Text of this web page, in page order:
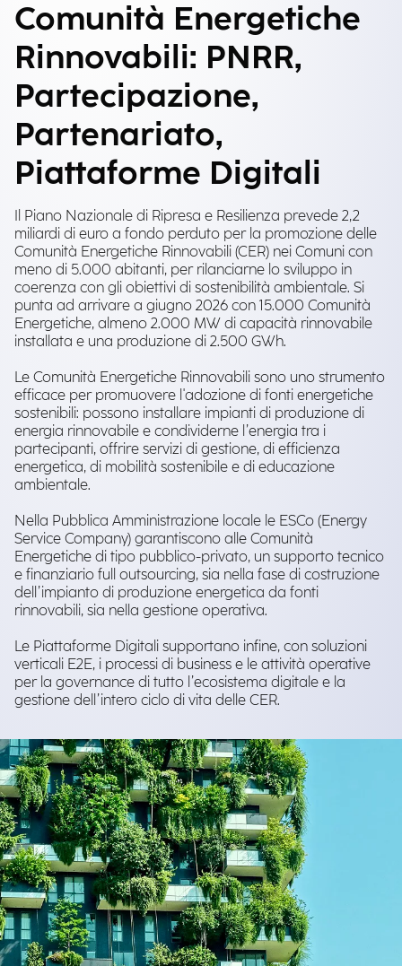
Comunità Energetiche
Rinnovabili: PNRR,
Partecipazione,
Partenariato,
Piattaforme Digitali
Il Piano Nazionale di Ripresa e Resilienza prevede 2,2
miliardi di euro a fondo perduto per la promozione delle
Comunità Energetiche Rinnovabili (CER) nei Comuni con
meno di 5.000 abitanti, per rilanciarne lo sviluppo in
coerenza con gli obiettivi di sostenibilità ambientale. Si
punta ad arrivare a giugno 2026 con 15.000 Comunità
Energetiche, almeno 2.000 MW di capacità rinnovabile
installata e una produzione di 2.500 GWh.
Le Comunità Energetiche Rinnovabili sono uno strumento
efficace per promuovere l'adozione di fonti energetiche
sostenibili: possono installare impianti di produzione di
energia rinnovabile e condividerne l’energia tra i
partecipanti, offrire servizi di gestione, di efficienza
energetica, di mobilità sostenibile e di educazione
ambientale.
Nella Pubblica Amministrazione locale le ESCo (Energy
Service Company) garantiscono alle Comunità
Energetiche di tipo pubblico-privato, un supporto tecnico
e finanziario full outsourcing, sia nella fase di costruzione
dell’impianto di produzione energetica da fonti
rinnovabili, sia nella gestione operativa.
Le Piattaforme Digitali supportano infine, con soluzioni
verticali E2E, i processi di business e le attività operative
per la governance di tutto l’ecosistema digitale e la
gestione dell’intero ciclo di vita delle CER.